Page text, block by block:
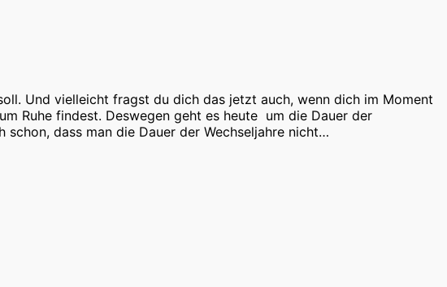
Und vielleicht fragst du dich das jetzt auch, wenn dich im Moment
Ruhe findest. Deswegen geht es heute um die Dauer der
schon, dass man die Dauer der Wechseljahre nicht…